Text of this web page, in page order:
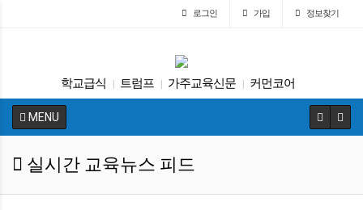
로그인 가입 정보찾기
학교급식 트럼프 가주교육신문 커먼코어
| 대입 특별활동 교육뉴스 봉사활동 UC
MENU
실시간 교육뉴스 피드